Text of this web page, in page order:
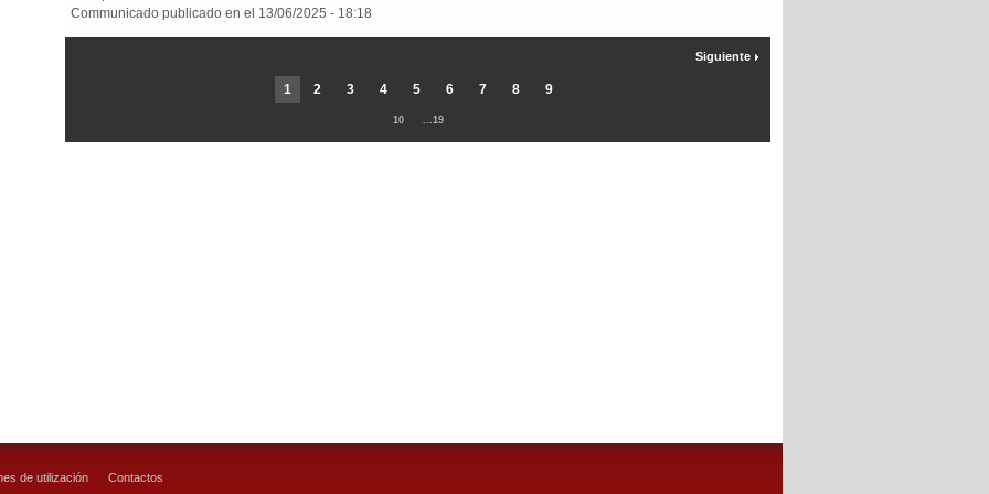
Communicado publicado en el 13/06/2025 - 18:18
1 2 3 4 5 6 7 8 9
Siguiente
10 ...19
de utilización Contactos